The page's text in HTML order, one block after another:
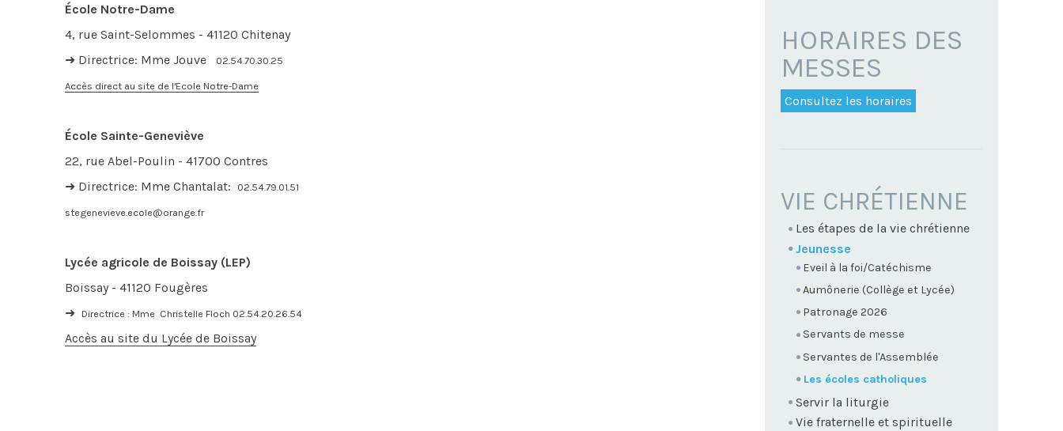
École Notre-Dame
4, rue Saint-Selommes - 41120 Chitenay
➜ Directrice: Mme Jouve
02.54.70.30.25
Accès direct au site de l'Ecole Notre-Dame
École Sainte-Geneviève
22, rue Abel-Poulin - 41700 Contres
➜ Directrice: Mme Chantalat:
02.54.79.01.51
stegenevieve.ecole@orange.fr
Lycée agricole de Boissay (LEP)
Boissay - 41120 Fougères
➜
Directrice : Mme Christelle Floch 02.54.20.26.54
Accès au site du Lycée de Boissay
HORAIRES DES
MESSES
Consultez les horaires
NAVIGATION
VIE CHRÉTIENNE
Les étapes de la vie chrétienne
Jeunesse
Eveil à la foi/Catéchisme
Aumônerie (Collège et Lycée)
Patronage 2026
Servants de messe
Servantes de l'Assemblée
Les écoles catholiques
Servir la liturgie
Vie fraternelle et spirituelle